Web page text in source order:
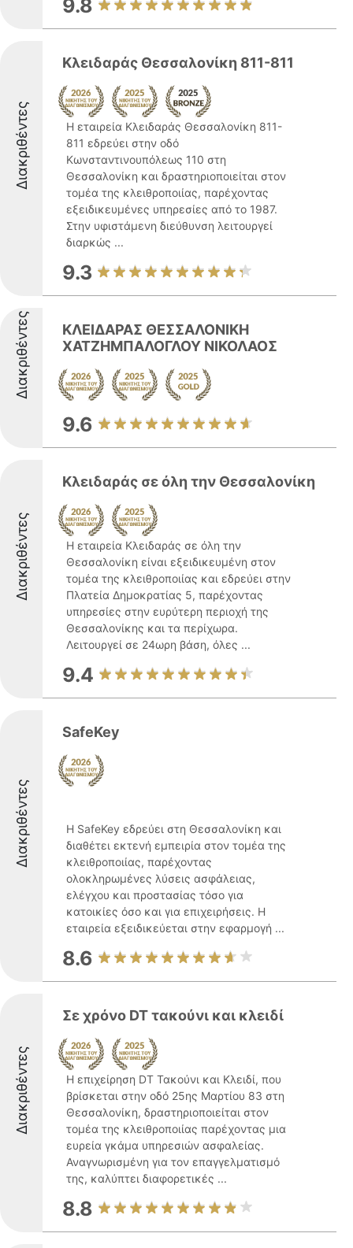
9.8
Διακριθέντες
Κλειδαράς Θεσσαλονίκη 811-811
Η εταιρεία Κλειδαράς Θεσσαλονίκη 811-
811 εδρεύει στην οδό
Κωνσταντινουπόλεως 110 στη
Θεσσαλονίκη και δραστηριοποιείται στον
τομέα της κλειθροποιίας, παρέχοντας
εξειδικευμένες υπηρεσίες από το 1987.
Στην υφιστάμενη διεύθυνση λειτουργεί
διαρκώς ...
9.3
Διακριθέντες
ΚΛΕΙΔΑΡΑΣ ΘΕΣΣΑΛΟΝΙΚΗ
ΧΑΤΖΗΜΠΑΛΟΓΛΟΥ ΝΙΚΟΛΑΟΣ
9.6
Διακριθέντες
Κλειδαράς σε όλη την Θεσσαλονίκη
Η εταιρεία Κλειδαράς σε όλη την
Θεσσαλονίκη είναι εξειδικευμένη στον
τομέα της κλειθροποιίας και εδρεύει στην
Πλατεία Δημοκρατίας 5, παρέχοντας
υπηρεσίες στην ευρύτερη περιοχή της
Θεσσαλονίκης και τα περίχωρα.
Λειτουργεί σε 24ωρη βάση, όλες ...
9.4
Διακριθέντες
SafeKey
Η SafeKey εδρεύει στη Θεσσαλονίκη και
διαθέτει εκτενή εμπειρία στον τομέα της
κλειθροποιίας, παρέχοντας
ολοκληρωμένες λύσεις ασφάλειας,
ελέγχου και προστασίας τόσο για
κατοικίες όσο και για επιχειρήσεις. Η
εταιρεία εξειδικεύεται στην εφαρμογή ...
8.6
Διακριθέντες
Σε χρόνο DT τακούνι και κλειδί
Η επιχείρηση DT Τακούνι και Κλειδί, που
βρίσκεται στην οδό 25ης Μαρτίου 83 στη
Θεσσαλονίκη, δραστηριοποιείται στον
τομέα της κλειθροποιίας παρέχοντας μια
ευρεία γκάμα υπηρεσιών ασφαλείας.
Αναγνωρισμένη για τον επαγγελματισμό
της, καλύπτει διαφορετικές ...
8.8